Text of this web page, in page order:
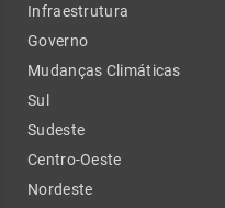
Infraestrutura
Governo
Mudanças Climáticas
Sul
Sudeste
Centro-Oeste
Nordeste